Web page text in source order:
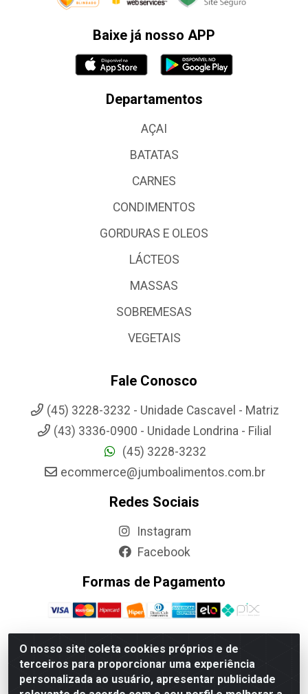
O nosso site coleta cookies próprios e de
terceiros para proporcionar uma experiência
personalizada ao usuário, apresentar publicidade
Baixe já nosso APP
Departamentos
AÇAI
BATATAS
CARNES
CONDIMENTOS
GORDURAS E OLEOS
LÁCTEOS
MASSAS
SOBREMESAS
VEGETAIS
Fale Conosco
(45) 3228-3232 - Unidade Cascavel - Matriz
(43) 3336-0900 - Unidade Londrina - Filial
(45) 3228-3232
ecommerce@jumboalimentos.com.br
Redes Sociais
Instagram
Facebook
Formas de Pagamento
Jumbo Alimentos Cascavel - Matriz - Rua Itatiba Do Sul, 161 -
Santos Dumont, Cascavel-PR - CEP 85804-700- CNPJ